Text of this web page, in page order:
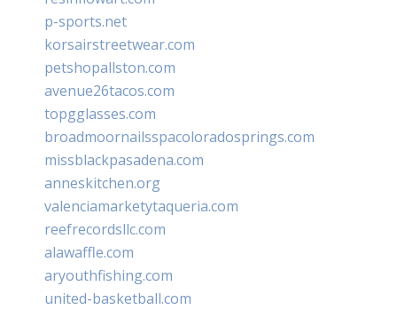
p-sports.net
korsairstreetwear.com
petshopallston.com
avenue26tacos.com
topgglasses.com
broadmoornailsspacoloradosprings.com
missblackpasadena.com
anneskitchen.org
valenciamarketytaqueria.com
reefrecordsllc.com
alawaffle.com
aryouthfishing.com
united-basketball.com